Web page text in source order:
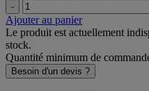
-
Ajouter au panier
Le produit est actuellement
stock.
Quantité minimum de
Besoin d'un devis ?